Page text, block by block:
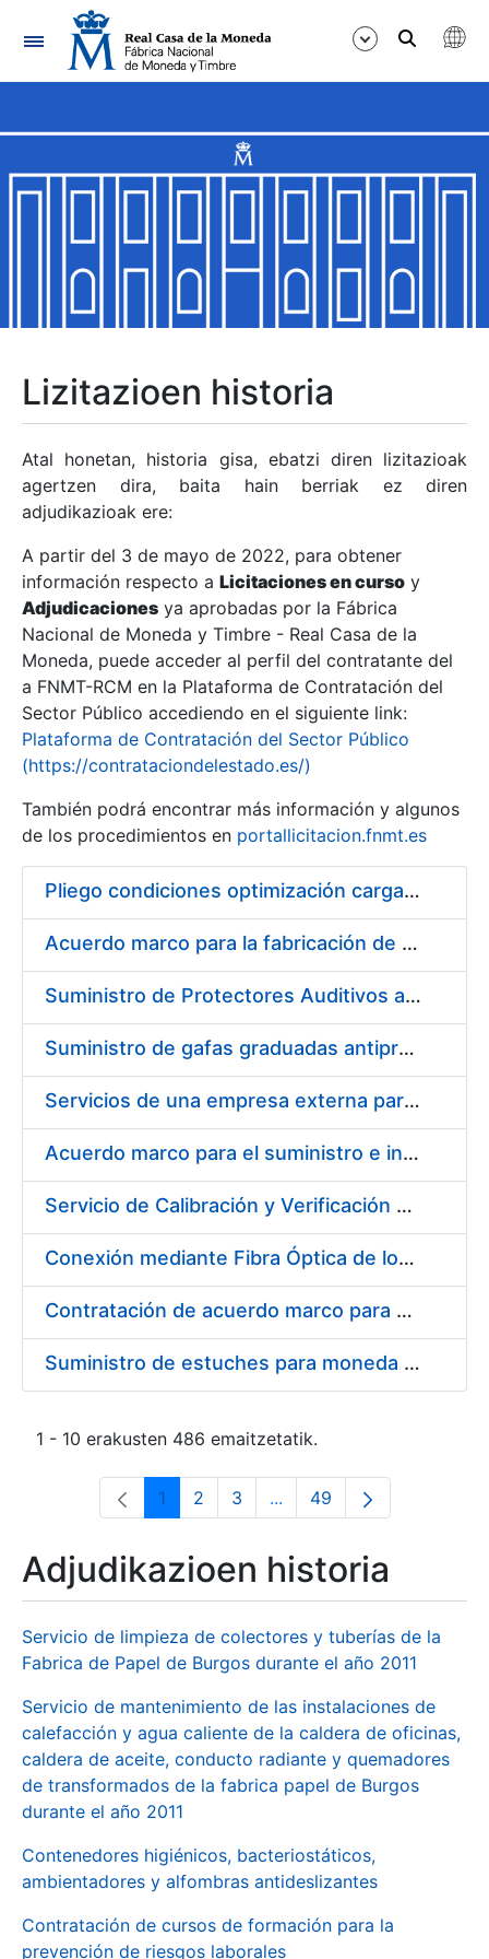
Nabigazioa
Erakutsi/Ezkutatu
Erakutsi/Ezkutatu
Erakutsi/Ezkutatu
Erakutsi/Ezkutatu
Erakutsi/Ezkutatu
Erakutsi/Ezkutatu
Erakutsi/Ezkutatu
Erakutsi/Ezkutatu
Lizitazioen historia
Atal honetan, historia gisa, ebatzi diren lizitazioak
agertzen dira, baita hain berriak ez diren
adjudikazioak ere:
A partir del 3 de mayo de 2022, para obtener
información respecto a Licitaciones en curso y
Adjudicaciones ya aprobadas por la Fábrica
Nacional de Moneda y Timbre - Real Casa de la
Moneda, puede acceder al perfil del contratante del
a FNMT-RCM en la Plataforma de Contratación del
Sector Público accediendo en el siguiente link:
Plataforma de Contratación del Sector Público
(https://contrataciondelestado.es/)
También podrá encontrar más información y algunos
de los procedimientos en portallicitacion.fnmt.es
Pliego condiciones optimización cargas compras firmado
Acuerdo marco para la fabricación de piezas
Suministro de Protectores Auditivos a medida para las personas trabajadoras de los Centros de Trabajo de Madrid y Burgos
Suministro de gafas graduadas antiproyecciones para los trabajadores de la FNMT-RCM en los centros de trabajo de Madrid y Burgos
Servicios de una empresa externa para el asesoramiento y resolución de los recursos de alzada que se presentan relacionados con procesos de selección para la FNMT-RCM
Acuerdo marco para el suministro e instalación de persianas, estores y otros complementos
Servicio de Calibración y Verificación Externa de los Equipos de Medición del Servicio de Prevención de la FNMT-RCM
Conexión mediante Fibra Óptica de los Centros de Proceso de Datos (CPDs) de las sedes de la FNMT-RCM de Burgos y Madrid
Contratación de acuerdo marco para el Suministro de Material de Electricidad para la Fábrica Nacional de Moneda y Timbre-Real Casa de la Moneda en su centro de trabajo de Burgos
Suministro de estuches para moneda de 30 €
1 - 10 erakusten 486 emaitzetatik.
Orrialdea
1 Orrialdea
2 Orrialdea
3 ...Intermediate Pages Use
Orrialdea
49
Adjudikazioen historia
Servicio de limpieza de colectores y tuberías de la
Fabrica de Papel de Burgos durante el año 2011
Servicio de mantenimiento de las instalaciones de
calefacción y agua caliente de la caldera de oficinas,
caldera de aceite, conducto radiante y quemadores
de transformados de la fabrica papel de Burgos
durante el año 2011
Contenedores higiénicos, bacteriostáticos,
ambientadores y alfombras antideslizantes
Contratación de cursos de formación para la
prevención de riesgos laborales